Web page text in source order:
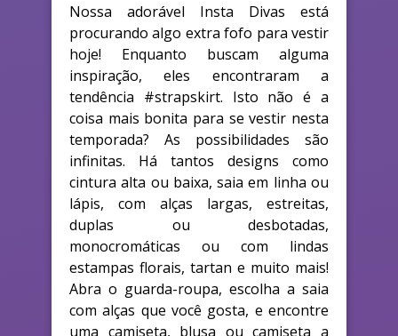
Nossa adorável Insta Divas está
procurando algo extra fofo para vestir
hoje! Enquanto buscam alguma
inspiração, eles encontraram a
tendência #strapskirt. Isto não é a
coisa mais bonita para se vestir nesta
temporada? As possibilidades são
infinitas. Há tantos designs como
cintura alta ou baixa, saia em linha ou
lápis, com alças largas, estreitas,
duplas ou desbotadas,
monocromáticas ou com lindas
estampas florais, tartan e muito mais!
Abra o guarda-roupa, escolha a saia
com alças que você gosta, e encontre
uma camiseta, blusa ou camiseta a